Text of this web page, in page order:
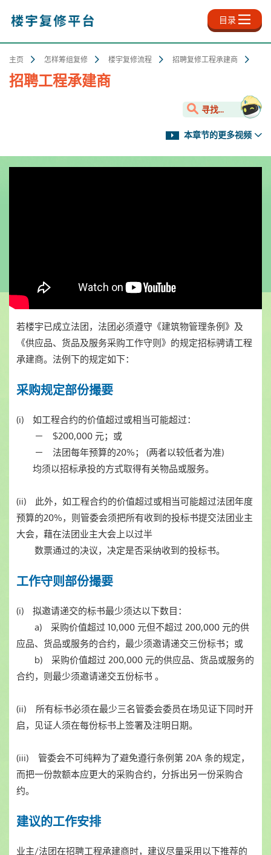
内
目录
主页 怎样筹组复修 楼宇复修流程 招聘复修工程承建商
招聘工程承建商
寻找...
本章节的更多视频
若楼宇已成立法团，法团必须遵守《建筑物管理条例》及
《供应品、货品及服务采购工作守则》的规定招标骋请工程
承建商。法例下的规定如下：
采购规定部份撮要
(i) 如工程合约的价值超过或相当可能超过：
－ $200,000 元；或
－ 法团每年预算的20%； (两者以较低者为准)
均须以招标承投的方式取得有关物品或服务。
(ii) 此外，如工程合约的价值超过或相当可能超过法团年度
预算的20%，则管委会须把所有收到的投标书提交法团业主
大会，藉在法团业主大会上以过半
数票通过的决议，决定是否采纳收到的投标书。
工作守则部份撮要
(i) 拟邀请递交的标书最少须达以下数目：
a) 采购价值超过 10,000 元但不超过 200,000 元的供
应品、货品或服务的合约，最少须邀请递交三份标书；或
b) 采购价值超过 200,000 元的供应品、货品或服务的
合约，则最少须邀请递交五份标书 。
(ii) 所有标书必须在最少三名管委会委员在场见证下同时开
启，见证人须在每份标书上签署及注明日期。
(iii) 管委会不可纯粹为了避免遵行条例第 20A 条的规定，
而把一份款额本应更大的采购合约，分拆出另一份采购合
约。
建议的工作安排
业主/法团在招聘工程承建商时，建议尽量采用以下推荐的